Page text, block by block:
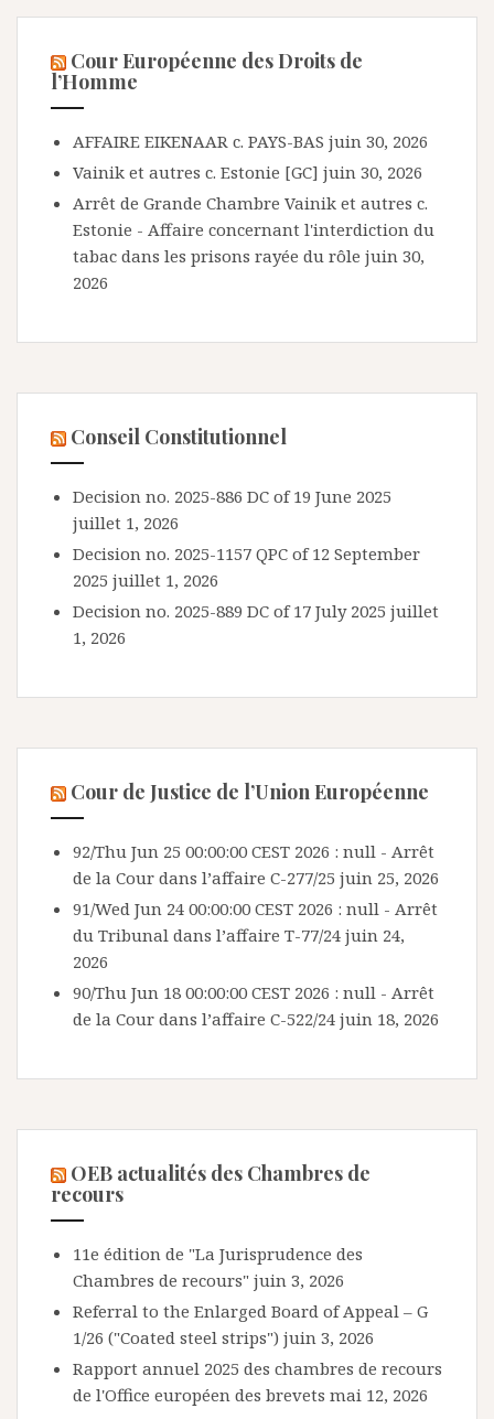
Cour Européenne des Droits de
l’Homme
AFFAIRE EIKENAAR c. PAYS-BAS juin 30, 2026
Vainik et autres c. Estonie [GC] juin 30, 2026
Arrêt de Grande Chambre Vainik et autres c.
Estonie - Affaire concernant l'interdiction du
tabac dans les prisons rayée du rôle juin 30,
2026
Conseil Constitutionnel
Decision no. 2025-886 DC of 19 June 2025
juillet 1, 2026
Decision no. 2025-1157 QPC of 12 September
2025 juillet 1, 2026
Decision no. 2025-889 DC of 17 July 2025 juillet
1, 2026
Cour de Justice de l’Union Européenne
92/Thu Jun 25 00:00:00 CEST 2026 : null - Arrêt
de la Cour dans l’affaire C-277/25 juin 25, 2026
91/Wed Jun 24 00:00:00 CEST 2026 : null - Arrêt
du Tribunal dans l’affaire T-77/24 juin 24,
2026
90/Thu Jun 18 00:00:00 CEST 2026 : null - Arrêt
de la Cour dans l’affaire C-522/24 juin 18, 2026
OEB actualités des Chambres de
recours
11e édition de "La Jurisprudence des
Chambres de recours" juin 3, 2026
Referral to the Enlarged Board of Appeal – G
1/26 ("Coated steel strips") juin 3, 2026
Rapport annuel 2025 des chambres de recours
de l'Office européen des brevets mai 12, 2026